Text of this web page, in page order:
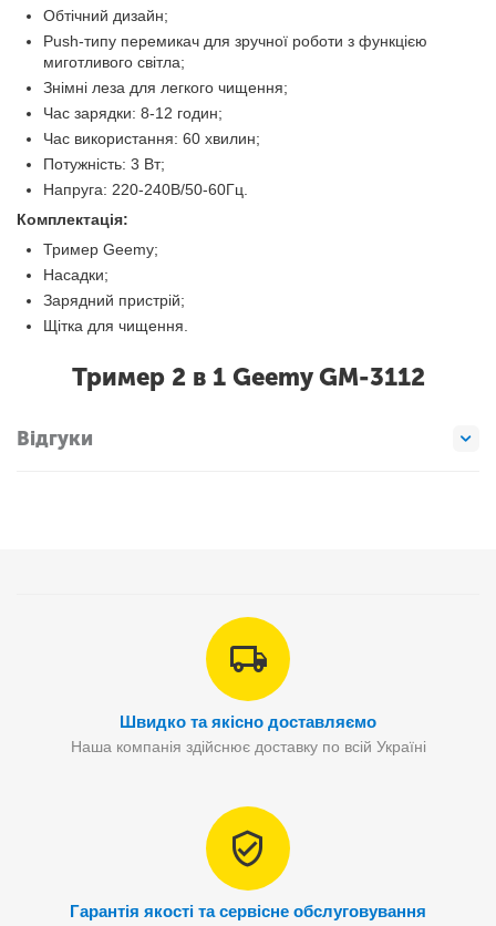
Обтічний дизайн;
Push-типу перемикач для зручної роботи з функцією
миготливого світла;
Знімні леза для легкого чищення;
Час зарядки: 8-12 годин;
Час використання: 60 хвилин;
Потужність: 3 Вт;
Напруга: 220-240В/50-60Гц.
Комплектація:
Тример Geemy;
Насадки;
Зарядний пристрій;
Щітка для чищення.
Тример 2 в 1 Geemy GM-3112
Відгуки
Швидко та якісно доставляємо
Наша компанія здійснює доставку по всій Україні
Гарантія якості та сервісне обслуговування